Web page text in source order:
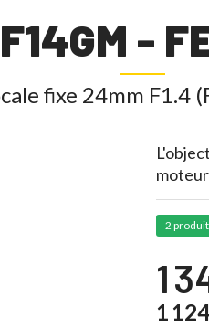
-
fixe 24mm F1.4
2
1
1